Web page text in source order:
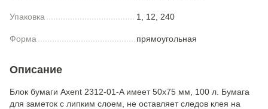
Упаковка 1, 12, 240
Форма прямоугольная
Описание
Блок бумаги Axent 2312-01-A имеет 50х75 мм, 100 л. Бумага
для заметок с липким слоем, не оставляет следов клея на